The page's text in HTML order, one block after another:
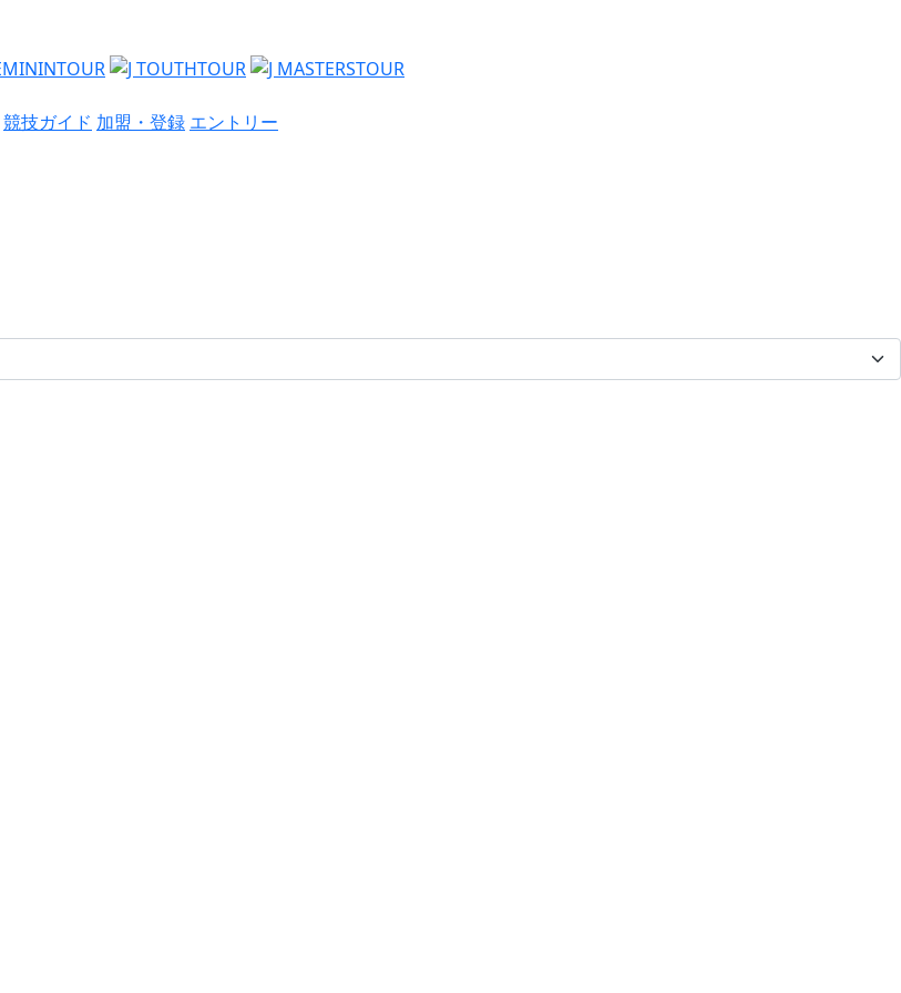
競技ガイド 加盟・登録 エントリー